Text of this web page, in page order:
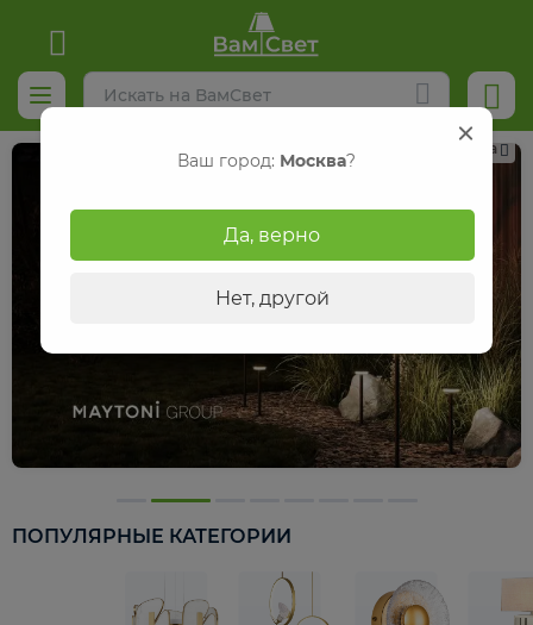
Реклама
ПОПУЛЯРНЫЕ КАТЕГОРИИ
Ваш город: Москва?
Да, верно
Нет, другой